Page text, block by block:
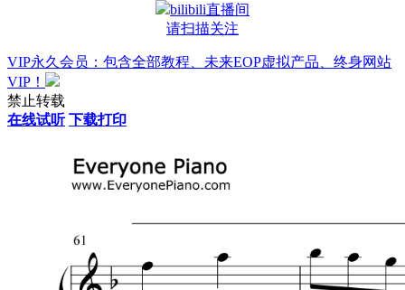
bilibili直播间
请扫描关注
VIP永久会员：包含全部教程、未来EOP虚拟产品、终身网站
VIP！
禁止转载
在线试听 下载打印